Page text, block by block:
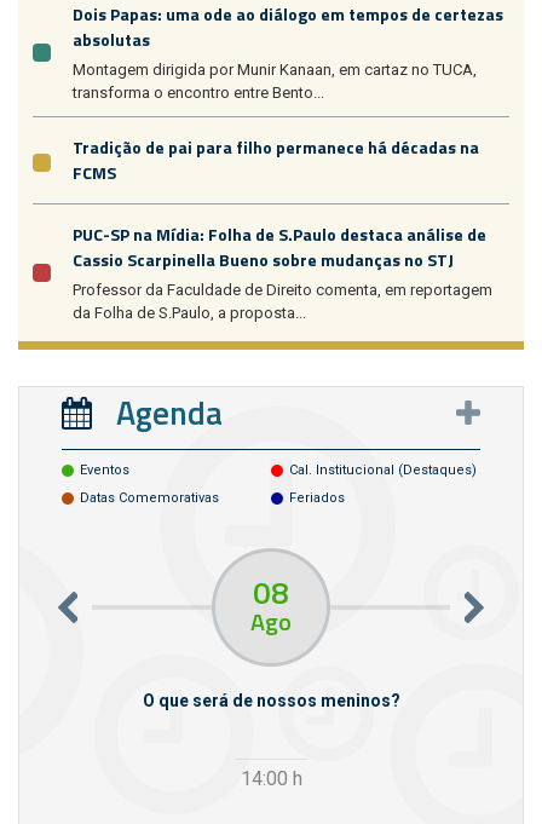
Dois Papas: uma ode ao diálogo em tempos de certezas
absolutas
Montagem dirigida por Munir Kanaan, em cartaz no TUCA,
transforma o encontro entre Bento...
Tradição de pai para filho permanece há décadas na
FCMS
PUC-SP na Mídia: Folha de S.Paulo destaca análise de
Cassio Scarpinella Bueno sobre mudanças no STJ
Professor da Faculdade de Direito comenta, em reportagem
da Folha de S.Paulo, a proposta...
Agenda
Eventos
Cal. Institucional (destaques)
Datas Comemorativas
Feriados
08
Ago
O que será de nossos meninos?
14:00 h